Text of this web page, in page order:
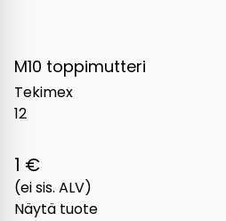
M10 toppimutteri
Tekimex
12
1 €
(ei sis. ALV)
Näytä tuote